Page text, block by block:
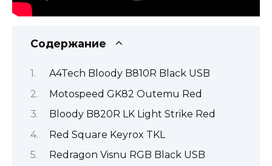
Содержание
A4Tech Bloody B810R Black USB
Motospeed GK82 Outemu Red
Bloody B820R LK Light Strike Red
Red Square Keyrox TKL
Redragon Visnu RGB Black USB